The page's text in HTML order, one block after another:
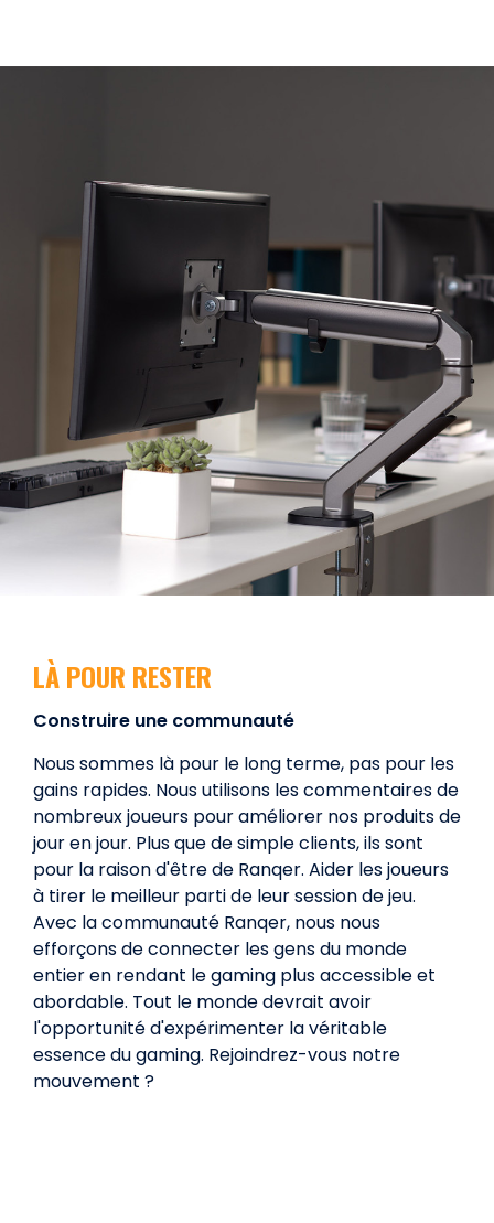
LÀ POUR RESTER
Construire une communauté
Nous sommes là pour le long terme, pas pour les
gains rapides. Nous utilisons les commentaires de
nombreux joueurs pour améliorer nos produits de
jour en jour. Plus que de simple clients, ils sont
pour la raison d'être de Ranqer. Aider les joueurs
à tirer le meilleur parti de leur session de jeu.
Avec la communauté Ranqer, nous nous
efforçons de connecter les gens du monde
entier en rendant le gaming plus accessible et
abordable. Tout le monde devrait avoir
l'opportunité d'expérimenter la véritable
essence du gaming. Rejoindrez-vous notre
mouvement ?